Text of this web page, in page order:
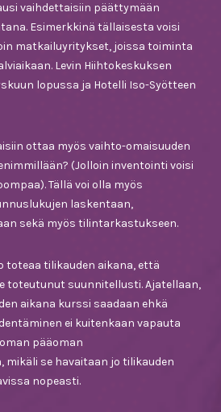
vaihdettaisiin päättymään
Esimerkkinä tällaisesta voisi
matkailuyritykset, joissa toiminta
Levin Hiihtokeskuksen
lopussa ja Hotelli Iso-Syötteen
ottaa myös vaihto-omaisuuden
(Jolloin inventointi voisi
Tällä voi olla myös
laskentaan,
sekä myös tilintarkastukseen.
toteaa tilikauden aikana, että
toteutunut suunnitellusti. Ajatellaan,
aikana kurssi saadaan ehkä
ei kuitenkaan vapauta
pääoman
mikäli se havaitaan jo tilikauden
nopeasti.